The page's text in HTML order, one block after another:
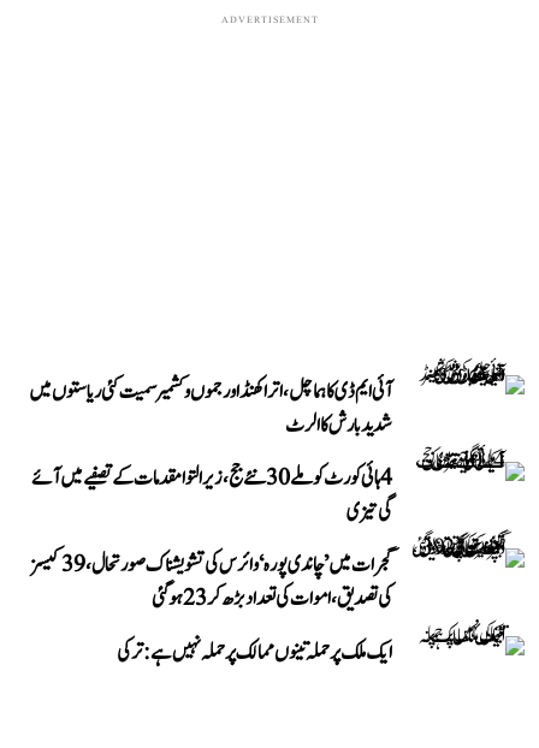
ADVERTISEMENT
آئی ایم ڈی کا ہماچل، اتراکھنڈ اور جموں و کشمیر سمیت کئی ریاستوں میں
شدید بارش کا الرٹ
4 ہائی کورٹ کو ملے 30 نئے جج، زیر التوا مقدمات کے تصفیے میں آئے
گی تیزی
گجرات میں ’چاندی پورہ‘ وائرس کی تشویشناک صورتحال، 39 کیسز
کی تصدیق، اموات کی تعداد بڑھ کر 23 ہوگئی
ایک ملک پر حملہ تینوں ممالک پر حملہ نہیں ہے: ترکی